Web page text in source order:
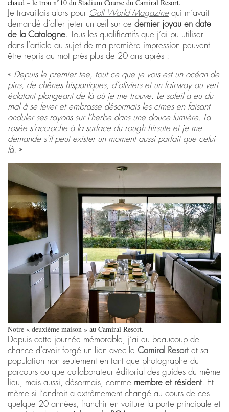
chaud – le trou n°10 du Stadium Course du Camiral Resort.
Je travaillais alors pour Golf World Magazine qui m’avait
demandé d’aller jeter un œil sur ce dernier joyau en date
de la Catalogne. Tous les qualificatifs que j’ai pu utiliser
dans l’article au sujet de ma première impression peuvent
être repris au mot près plus de 20 ans après :
« Depuis le premier tee, tout ce que je vois est un océan de
pins, de chênes hispaniques, d’oliviers et un fairway au vert
éclatant plongeant de là où je me trouve. Le soleil a eu du
mal à se lever et embrasse désormais les cimes en faisant
onduler ses rayons sur l’herbe dans une douce lumière. La
rosée s’accroche à la surface du rough hirsute et je me
demande s’il peut exister un moment aussi parfait que celui-
là. »
Notre « deuxième maison » au Camiral Resort.
Depuis cette journée mémorable, j’ai eu beaucoup de
chance d’avoir forgé un lien avec le Camiral Resort et sa
population non seulement en tant que photographe du
parcours ou que collaborateur éditorial des guides du même
lieu, mais aussi, désormais, comme membre et résident. Et
même si l’endroit a extrêmement changé au cours de ces
quelque 20 années, franchir en voiture la porte principale et